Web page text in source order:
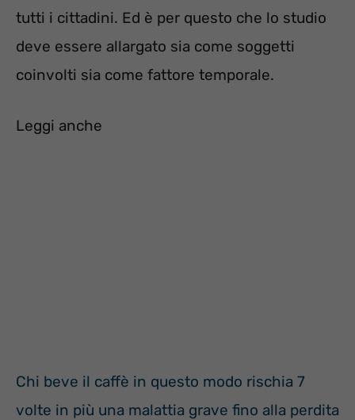
tutti i cittadini. Ed è per questo che lo studio
deve essere allargato sia come soggetti
coinvolti sia come fattore temporale.
Leggi anche
Chi beve il caffè in questo modo rischia 7
volte in più una malattia grave fino alla perdita